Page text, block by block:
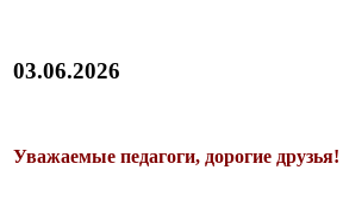
03.06.2026
Уважаемые педагоги, дорогие друзья!